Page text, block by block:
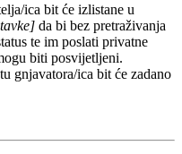
ica bit će izlistane u
da bi bez pretraživanja
te im poslati privatne
biti posvijetljeni.
gnjavatora/ica bit će zadano